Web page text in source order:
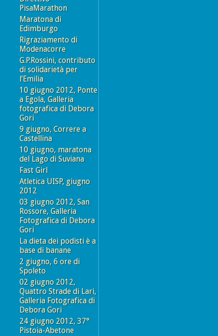
PisaMarathon
Maratona di
Edimburgo
Rigraziamento di
Modenacorre
G.P.Rossini, contributo
di solidarietà per
l’Emilia
10 giugno 2012, Ponte
a Egola, Galleria
fotografica di Debora
Gori
9 giugno, Correre a
Castellina
10 giugno, maratona
del Lago di Suviana
Fast Girl
Atletica UISP, giugno
2012
03 giugno 2012, San
Rossore, Galleria
Fotografica di Debora
Gori
La dieta dei podisti è a
base di banane
2 giugno, 6 ore di
Spoleto
02 giugno 2012,
Quattro Strade di Lari,
Galleria Fotografica di
Debora Gori
24 giugno 2012, 37°
Pistoia-Abetone